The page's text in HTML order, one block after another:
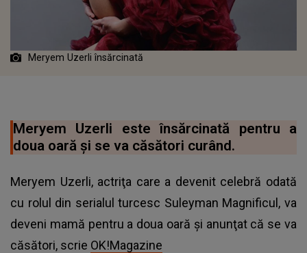
Meryem Uzerli însărcinată
Meryem Uzerli este însărcinată pentru a
doua oară și se va căsători curând.
Meryem Uzerli, actriţa care a devenit celebră odată
cu rolul din serialul turcesc Suleyman Magnificul, va
deveni mamă pentru a doua oară şi anunţat că se va
căsători, scrie OK!Magazine